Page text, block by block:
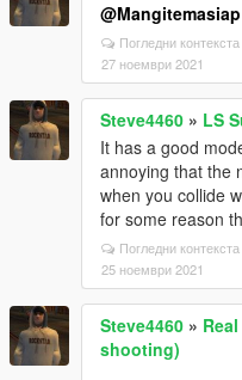
@Mangitemasiap
Погледни контекста
27 ноември 2021
Steve4460 » LS
It has a good
annoying that the
when you collide
for some reason
Погледни контекста
25 ноември 2021
Steve4460 »
shooting)